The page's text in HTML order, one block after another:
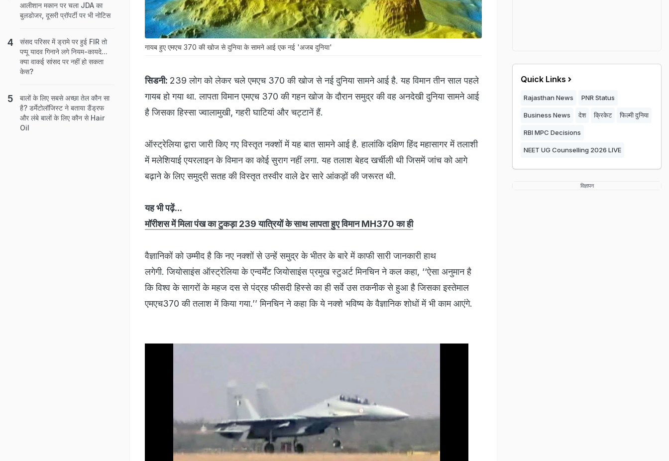
गायब हुए एमएच 370 की खोज से दुनिया के सामने आई एक नई 'अजब दुनिया'
सिडनी: 239 लोग को लेकर चले एमएच 370 की खोज से नई दुनिया सामने आई है. यह विमान तीन साल पहले
गायब हो गया था. लापता विमान एमएच 370 की गहन खोज के दौरान समुद्र की वह अनदेखी दुनिया सामने आई
है जिसका हिस्सा ज्वालामुखी, गहरी घाटियां और चट्टानें हैं.
ऑस्ट्रेलिया द्वारा जारी किए गए विस्तृत नक्शों में यह बात सामने आई है. हालांकि दक्षिण हिंद महासागर में तलाशी
में मलेशियाई एयरलाइन के विमान का कोई सुराग नहीं लगा. यह तलाश बेहद खर्चीली थी जिसमें जांच को आगे
बढ़ाने के लिए समुद्री सतह की विस्तृत तस्वीर वाले ढेर सारे आंकड़ों की जरूरत थी.
यह भी पढ़ें...
मॉरीशस में मिला पंख का टुकड़ा 239 यात्रियों के साथ लापता हुए विमान MH370 का ही
वैज्ञानिकों को उम्मीद है कि नए नक्शों से उन्हें समुद्र के भीतर के बारे में काफी सारी जानकारी हाथ
लगेगी. जियोसाइंस ऑस्ट्रेलिया के एन्वर्मेंट जियोसाइंस प्रमुख स्टुअर्ट मिनचिन ने कल कहा, ‘‘ऐसा अनुमान है
कि विश्व के सागरों के महज दस से पंद्रह फीसदी हिस्से का ही सर्वे उस तकनीक से हुआ है जिसका इस्तेमाल
एमएच370 की तलाश में किया गया.’’ मिनचिन ने कहा कि ये नक्शे भविष्य के वैज्ञानिक शोधों में भी काम आएंगे.
आलीशान मकान पर चला JDA का
बुलडोजर, दूसरी प्रॉपर्टी पर भी नोटिस
संसद परिसर में ड्रामे पर हुई FIR तो
पप्पू यादव गिनाने लगे नियम-कायदे...
क्या वाकई सांसद पर नहीं हो सकता
केस?
बालों के लिए सबसे अच्छा तेल कौन सा
है? डर्मेटोलॉजिस्ट ने बताया डैंड्रफ
और लंबे बालों के लिए कौन से Hair
Oil
Quick Links
Rajasthan News PNR Status
Business News देश क्रिकेट फिल्मी दुनिया
RBI MPC Decisions
NEET UG Counselling 2026 LIVE
विज्ञापन